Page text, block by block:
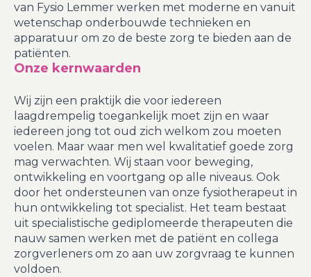
van Fysio Lemmer werken met moderne en vanuit
wetenschap onderbouwde technieken en
apparatuur om zo de beste zorg te bieden aan de
patiënten.
Onze kernwaarden
Wij zijn een praktijk die voor iedereen
laagdrempelig toegankelijk moet zijn en waar
iedereen jong tot oud zich welkom zou moeten
voelen. Maar waar men wel kwalitatief goede zorg
mag verwachten. Wij staan voor beweging,
ontwikkeling en voortgang op alle niveaus. Ook
door het ondersteunen van onze fysiotherapeut in
hun ontwikkeling tot specialist. Het team bestaat
uit specialistische gediplomeerde therapeuten die
nauw samen werken met de patiënt en collega
zorgverleners om zo aan uw zorgvraag te kunnen
voldoen.